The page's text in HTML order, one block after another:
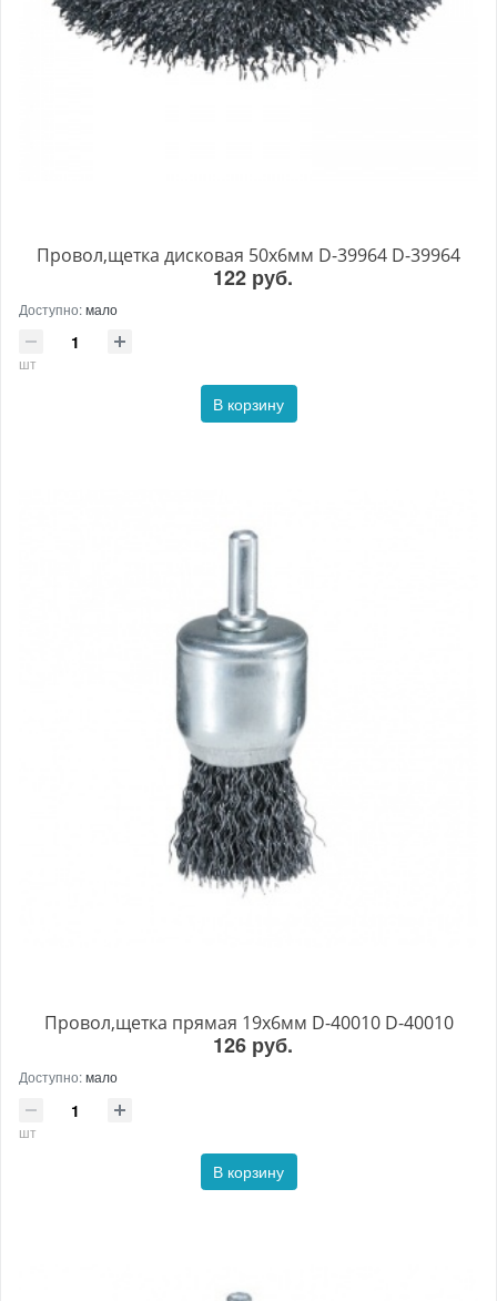
Провол,щетка дисковая 50х6мм D-39964 D-39964
122 руб.
Доступно:мало
шт
В корзину
Провол,щетка прямая 19х6мм D-40010 D-40010
126 руб.
Доступно:мало
шт
В корзину